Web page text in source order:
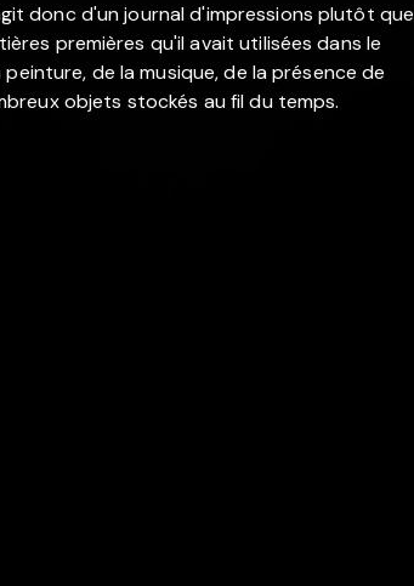
donc d'un journal d'impressions plutôt que
premières qu'il avait utilisées dans le
de la musique, de la présence de
objets stockés au fil du temps.